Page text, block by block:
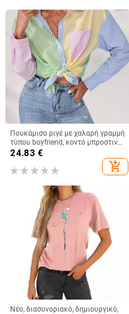
γραμμή, στρογγυλός λαιμός
Πουκάμισο ριγέ με χαλαρή γραμμή
τύπου boyfriend, κοντό μπροστινό
μέρος, μακρύ πίσω, μακριά
24.83 €
add_shopping_cart
Νέο, διασυνοριακό, δημιουργικό,